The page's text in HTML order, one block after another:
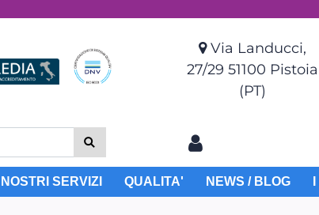
Via Landucci,
27/29 51100 Pistoia
(PT)
I NOSTRI SERVIZI QUALITA' NEWS / BLOG